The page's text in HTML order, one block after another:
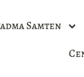
Samten